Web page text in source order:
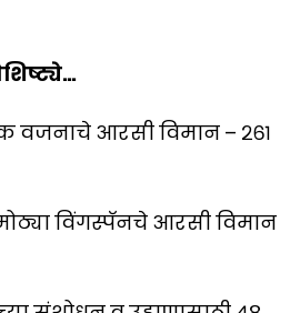
वजनाचे आरसी विमान – २६१
मोठ्या विंगस्पॅनचे आरसी विमान